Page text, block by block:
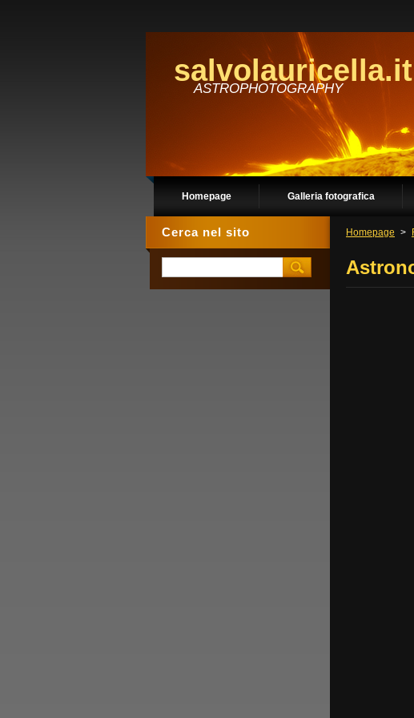
salvolauricella.it
ASTROPHOTOGRAPHY
Homepage Galleria fotografica
Homepage >
Cerca nel sito